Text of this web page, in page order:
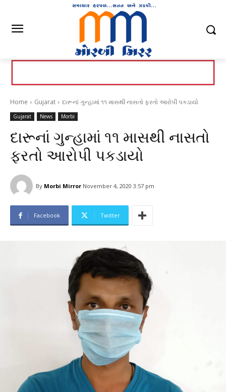
Home Gujarat દારૂનાં ગુન્હામાં ૧૧ માસથી નાસતો ફરતો આરોપી પકડાયો
Gujarat News Morbi
દારૂનાં ગુન્હામાં ૧૧ માસથી નાસતો
ફરતો આરોપી પકડાયો
By Morbi Mirror November 4, 2020 3:57 pm
Facebook Twitter